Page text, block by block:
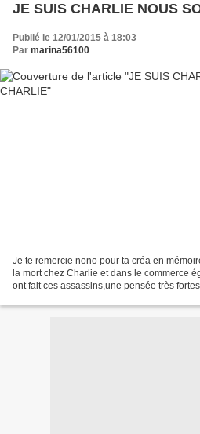
JE SUIS CHARLIE NOUS
Publié le 12/01/2015 à 18:03
Par marina56100
Je te remercie nono pour ta créa en
la mort chez Charlie et dans le commerce
ont fait ces assassins,une pensée très